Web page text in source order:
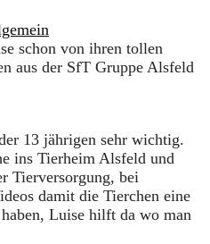
schon von ihren tollen
aus der SfT Gruppe Alsfeld
13 jährigen sehr wichtig.
ins Tierheim Alsfeld und
Tierversorgung, bei
damit die Tierchen eine
Luise hilft da wo man